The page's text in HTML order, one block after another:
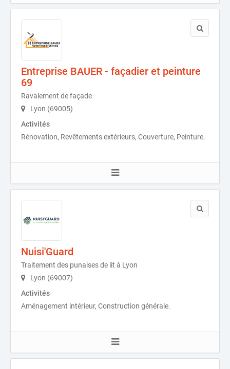
Entreprise BAUER - façadier et peinture
69
Ravalement de façade
Lyon (69005)
Activités
Rénovation, Revêtements extérieurs, Couverture, Peinture.
Nuisi'Guard
Traitement des punaises de lit à Lyon
Lyon (69007)
Activités
Aménagement intérieur, Construction générale.